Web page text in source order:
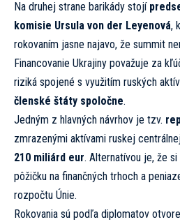
Na druhej strane barikády stojí
komisie Ursula von der Leyenová,
rokovaním jasne najavo, že summit
Financovanie Ukrajiny považuje za
riziká spojené s využitím ruských
členské štáty spoločne.
Jedným z hlavných návrhov je tzv.
zmrazenými aktívami ruskej
210 miliárd eur. Alternatívou je, že
pôžičku na finančných trhoch a
rozpočtu Únie.
Rokovania sú podľa diplomatov